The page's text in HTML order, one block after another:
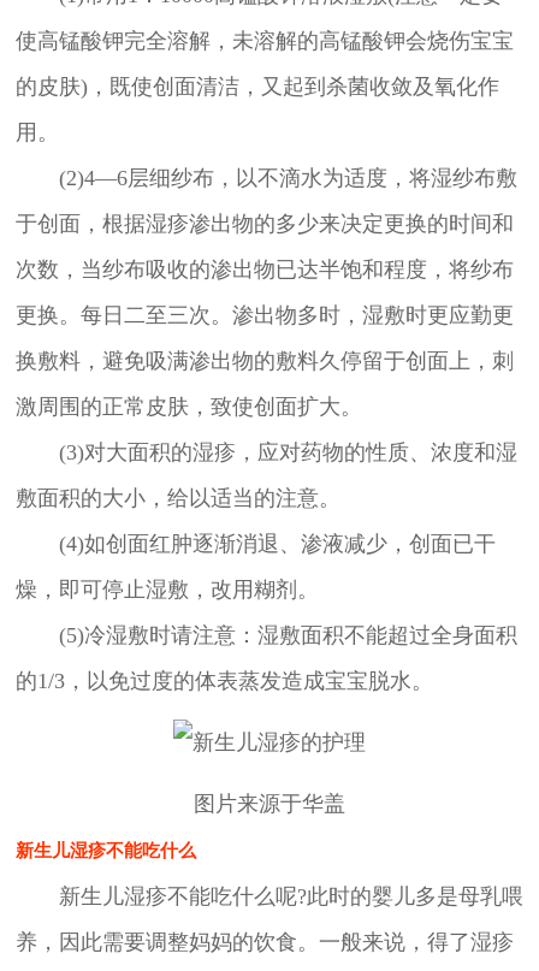
使高锰酸钾完全溶解，未溶解的高锰酸钾会烧伤宝宝
的皮肤)，既使创面清洁，又起到杀菌收敛及氧化作
用。
(2)4—6层细纱布，以不滴水为适度，将湿纱布敷
于创面，根据湿疹渗出物的多少来决定更换的时间和
次数，当纱布吸收的渗出物已达半饱和程度，将纱布
更换。每日二至三次。渗出物多时，湿敷时更应勤更
换敷料，避免吸满渗出物的敷料久停留于创面上，刺
激周围的正常皮肤，致使创面扩大。
(3)对大面积的湿疹，应对药物的性质、浓度和湿
敷面积的大小，给以适当的注意。
(4)如创面红肿逐渐消退、渗液减少，创面已干
燥，即可停止湿敷，改用糊剂。
(5)冷湿敷时请注意：湿敷面积不能超过全身面积
的1/3，以免过度的体表蒸发造成宝宝脱水。
图片来源于华盖
新生儿湿疹不能吃什么
新生儿湿疹不能吃什么呢?此时的婴儿多是母乳喂
养，因此需要调整妈妈的饮食。一般来说，得了湿疹